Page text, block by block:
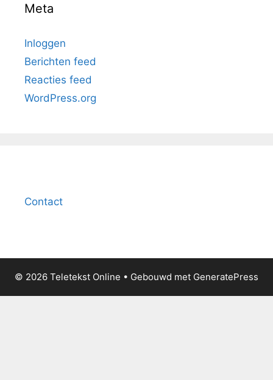
Meta
Inloggen
Berichten feed
Reacties feed
WordPress.org
Contact
© 2026 Teletekst Online • Gebouwd met GeneratePress